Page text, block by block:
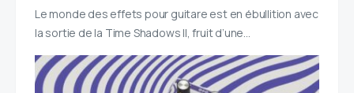
Le monde des effets pour guitare est en ébullition avec
la sortie de la Time Shadows II, fruit d’une…